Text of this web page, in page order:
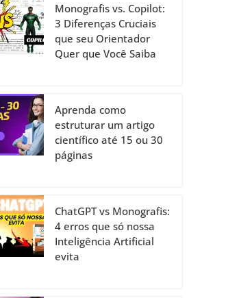
Monografis vs. Copilot:
3 Diferenças Cruciais
que seu Orientador
Quer que Você Saiba
Aprenda como
estruturar um artigo
científico até 15 ou 30
páginas
ChatGPT vs Monografis:
4 erros que só nossa
Inteligência Artificial
evita